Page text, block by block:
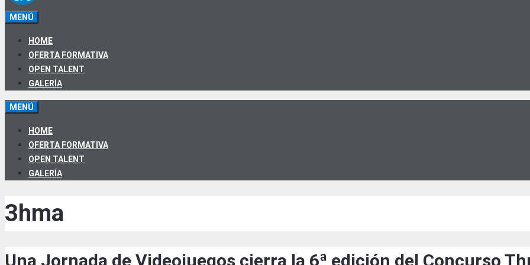
MENÚ
HOME
OFERTA FORMATIVA
OPEN TALENT
GALERÍA
MENÚ
HOME
OFERTA FORMATIVA
OPEN TALENT
GALERÍA
3hma
Una Jornada de Videojuegos cierra la 6ª edición del Concurso